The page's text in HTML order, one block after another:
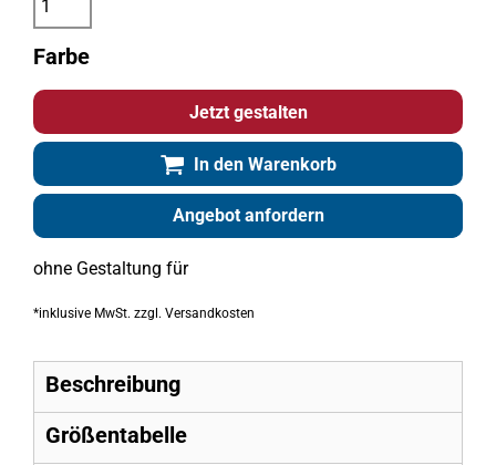
Farbe
Jetzt gestalten
In den Warenkorb
ohne Gestaltung für
*inklusive MwSt. zzgl. Versandkosten
Beschreibung
Größentabelle
Angebot anfordern